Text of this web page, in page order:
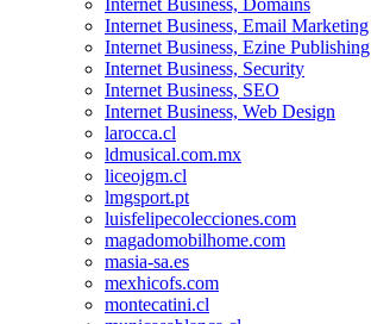
Internet Business, Domains
Internet Business, Email Marketing
Internet Business, Ezine Publishing
Internet Business, Security
Internet Business, SEO
Internet Business, Web Design
larocca.cl
ldmusical.com.mx
liceojgm.cl
lmgsport.pt
luisfelipecolecciones.com
magadomobilhome.com
masia-sa.es
mexhicofs.com
montecatini.cl